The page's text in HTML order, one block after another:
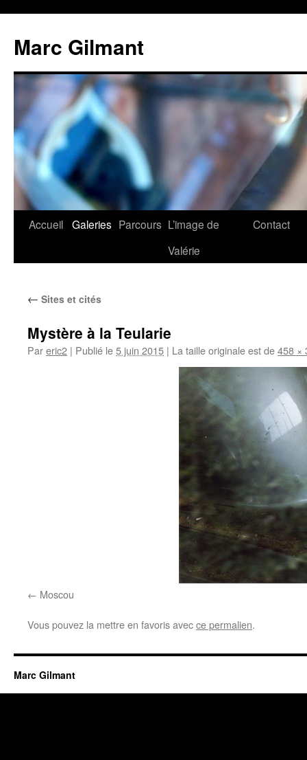
Marc Gilmant
Accueil Galeries Parcours L’image de
Valérie
Contact
← Sites et cités
Mystère à la Teularie
Pareric2 | Publié le5 juin 2015 | La taille originale est de458 ×
Moscou
Vous pouvez la mettre en favoris avecce permalien.
Marc Gilmant